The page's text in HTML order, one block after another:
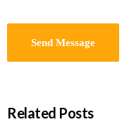
Related Posts